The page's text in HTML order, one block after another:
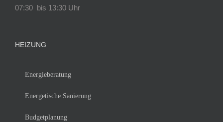
07:30 bis 13:30 Uhr
HEIZUNG
Energieberatung
Energetische Sanierung
Budgetplanung